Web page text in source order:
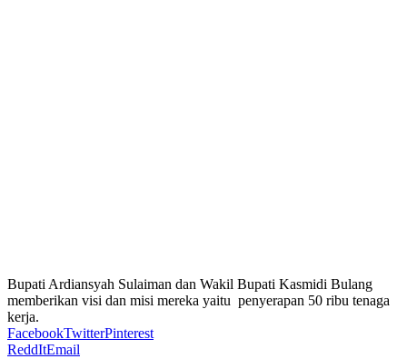
Bupati Ardiansyah Sulaiman dan Wakil Bupati Kasmidi Bulang
memberikan visi dan misi mereka yaitu penyerapan 50 ribu tenaga
kerja.
FacebookTwitterPinterest
ReddItEmail